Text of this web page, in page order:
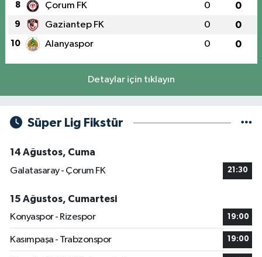
8 Çorum FK 0 0
9 Gaziantep FK 0 0
10 Alanyaspor 0 0
Detaylar için tıklayın
Süper Lig Fikstür
14 Ağustos, Cuma
Galatasaray - Çorum FK
21:30
15 Ağustos, Cumartesi
Konyaspor - Rizespor
19:00
Kasımpaşa - Trabzonspor 19:00